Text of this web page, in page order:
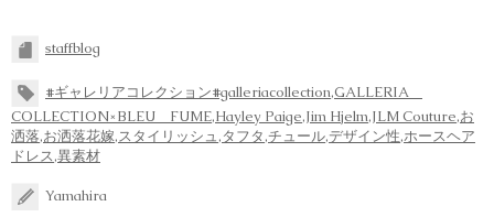
staffblog
#ギャレリアコレクション#galleriacollection,GALLERIA
COLLECTION×BLEU FUME,Hayley Paige,Jim Hjelm,JLM Couture,お
洒落,お洒落花嫁,スタイリッシュ,タフタ,チュール,デザイン性,ホースヘア
ドレス,異素材
Yamahira